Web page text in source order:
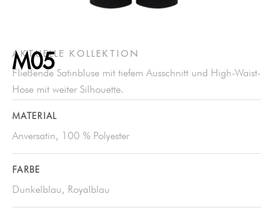
AKTUELLE KOLLEKTION
M05
Fließende Satinbluse mit tiefem Ausschnitt und High-Waist-
Hose mit weiter Silhouette.
MATERIAL
Anversatin, 100 % Polyester
FARBE
Dunkelblau, Royalblau